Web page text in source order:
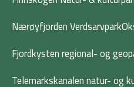
Nærøyfjorden Verdsarvpark
Fjordkysten regional- og
Telemarkskanalen natur- og